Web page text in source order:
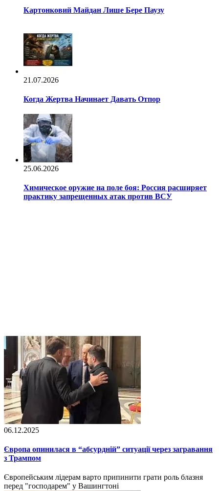
Картонковий Майдан Лише Бере Паузу
21.07.2026
Когда Жертва Начинает Давать Отпор
25.06.2026
Химическое оружие на поле боя: Россия расширяет
практику запрещенных атак против ВСУ
06.12.2025
Європа опинилася в “абсурдній” ситуації через загравання
з Трампом
Європейським лідерам варто припинити грати роль блазня
перед "господарем" у Вашингтоні